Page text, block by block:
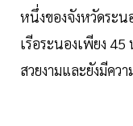
หนึ่งของจังหวัดระน
เรีอระนองเพียง
สวยงามและยังมีคว